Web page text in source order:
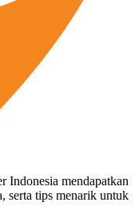
Indonesia mendapatkan
serta tips menarik untuk